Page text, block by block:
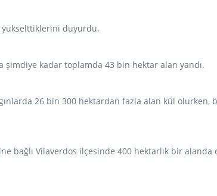
yükselttiklerini duyurdu.
şimdiye kadar toplamda 43 bin hektar alan yandı.
26 bin 300 hektardan fazla alan kül
Vilaverdos ilçesinde 400 hektarlık bir alanda